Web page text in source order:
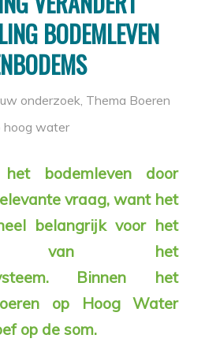
BODEMLEVEN
onderzoek, Thema Boeren
hoog water
bodemleven door
vraag, want het
belangrijk voor het
van het
Binnen het
op Hoog Water
op de som.